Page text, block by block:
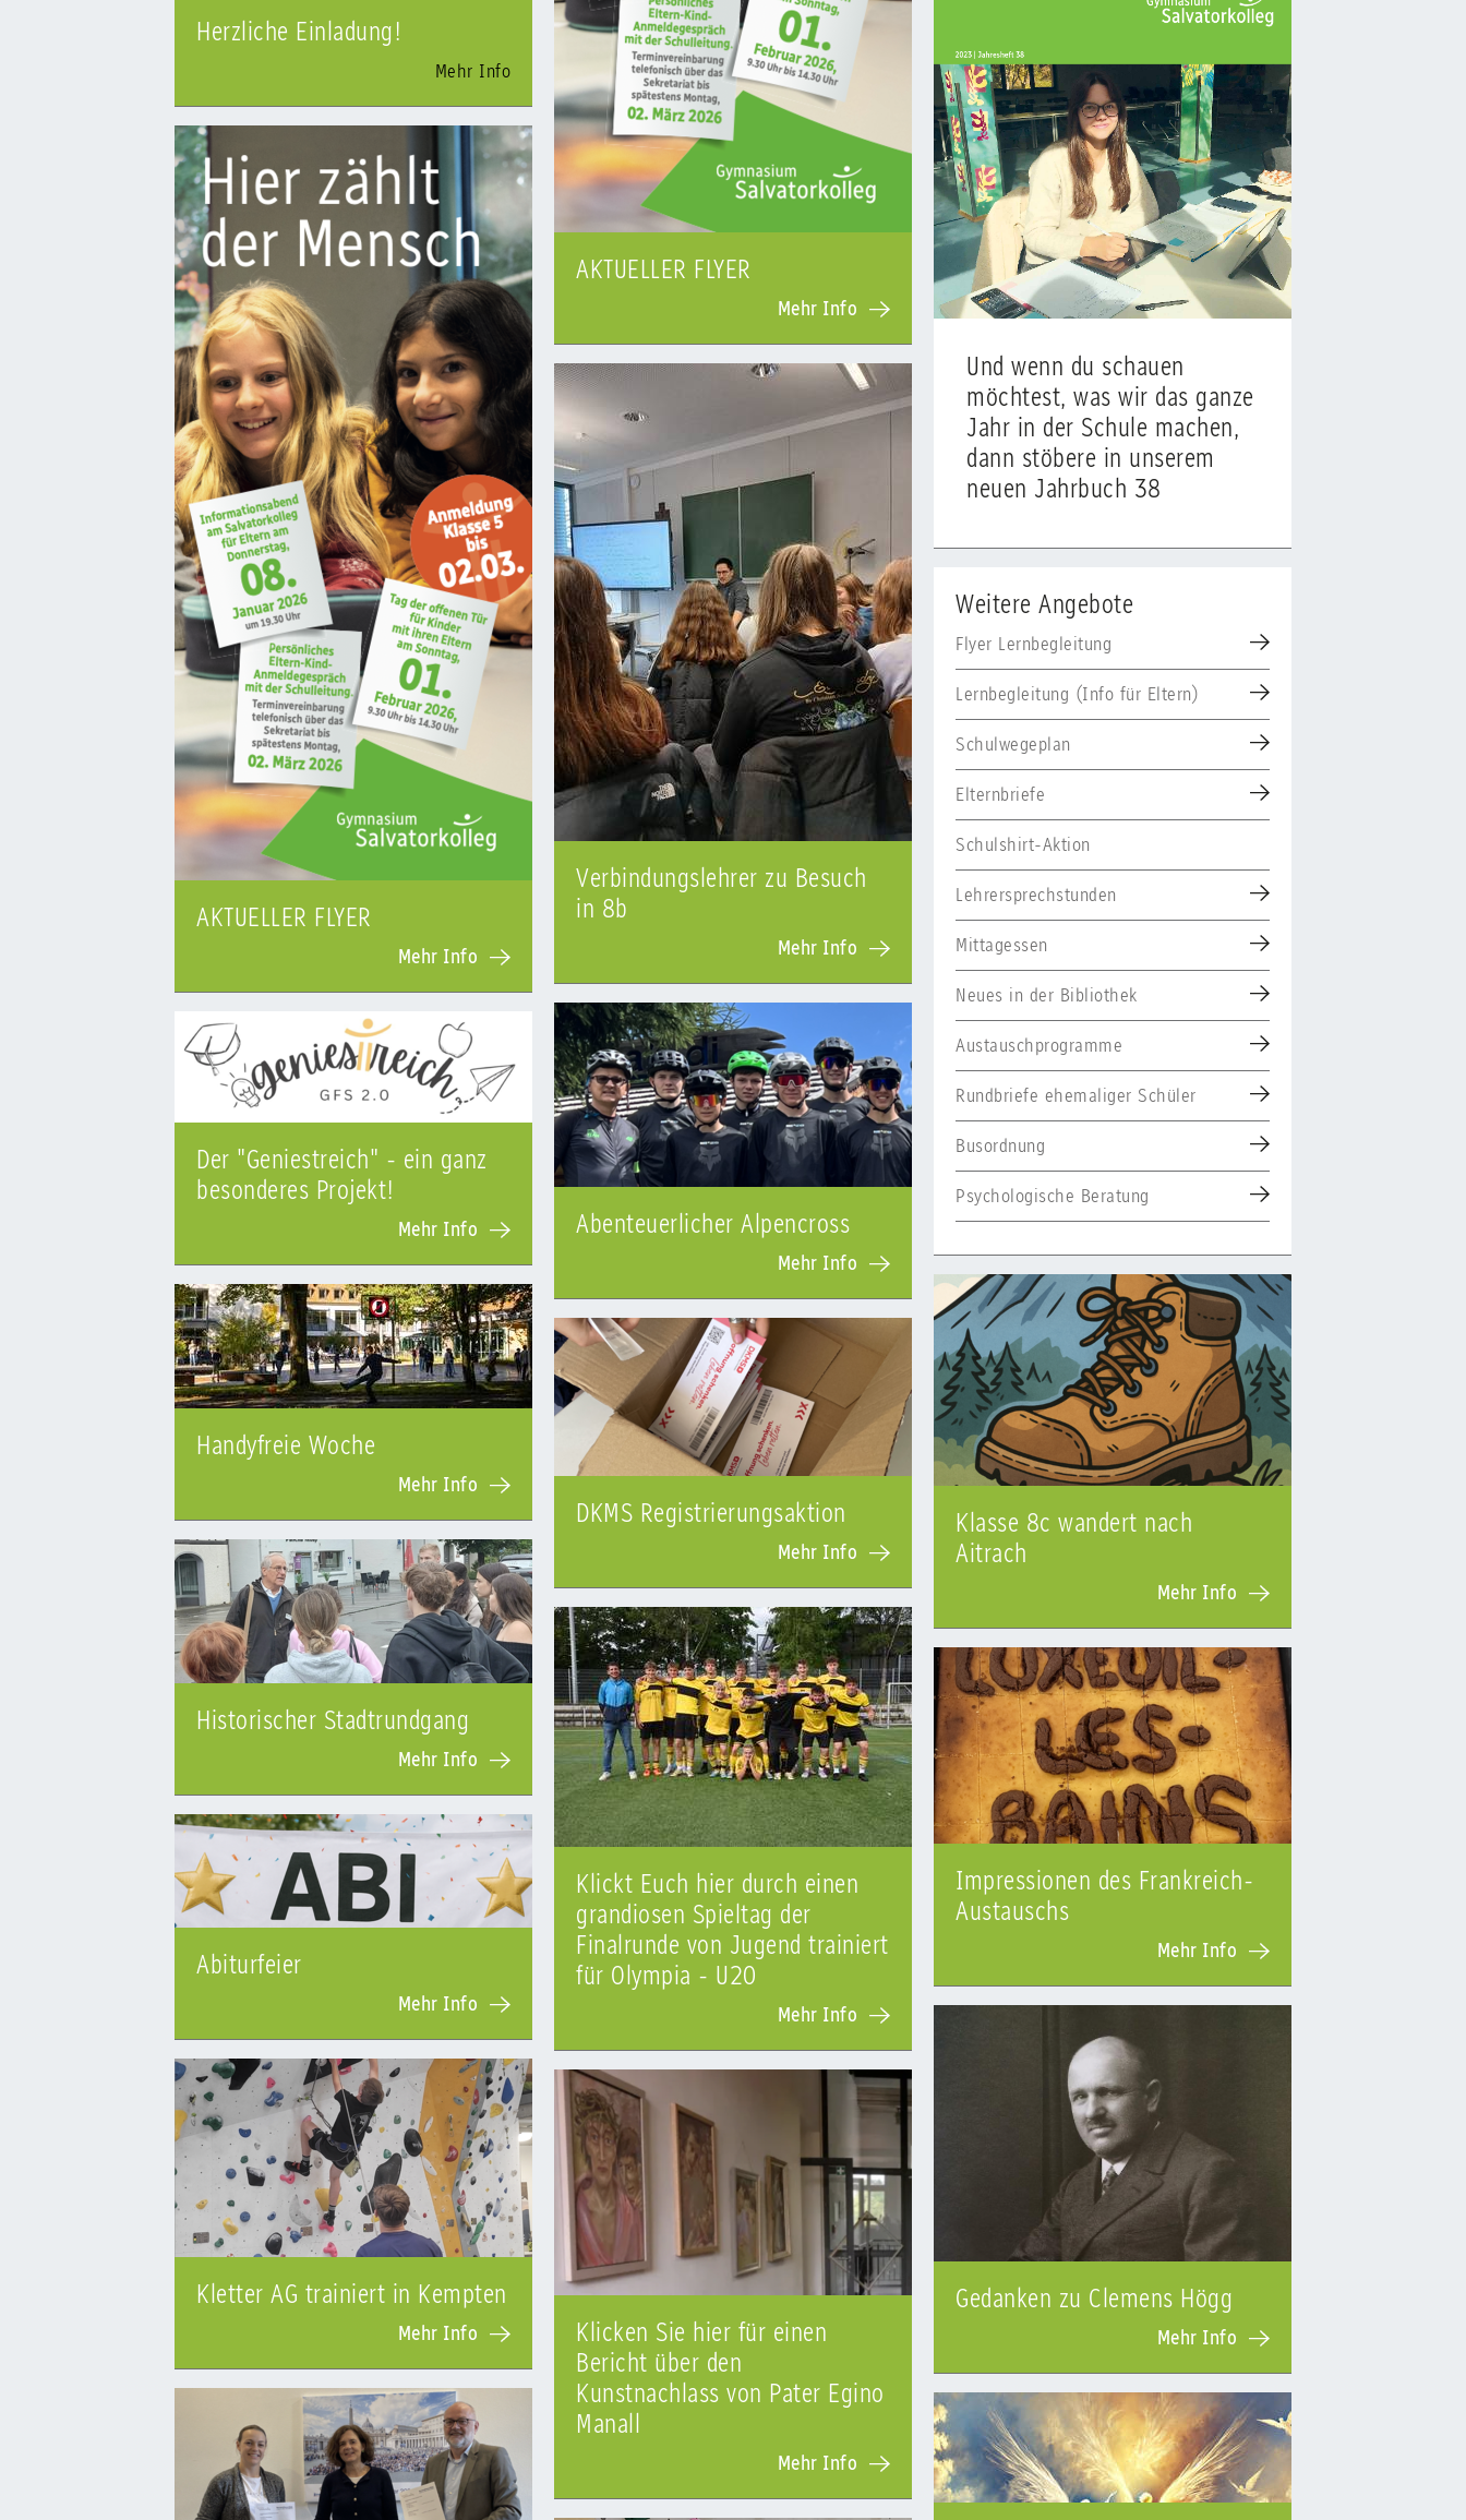
Herzliche Einladung!
Mehr Info
AKTUELLER FLYER
Mehr Info
Der "Geniestreich" - ein ganz
besonderes Projekt!
Mehr Info
Handyfreie Woche
Mehr Info
Historischer Stadtrundgang
Mehr Info
Abiturfeier
Mehr Info
Kletter AG trainiert in Kempten
Mehr Info
AKTUELLER FLYER
Mehr Info
Verbindungslehrer zu Besuch
in 8b
Mehr Info
Abenteuerlicher Alpencross
Mehr Info
DKMS Registrierungsaktion
Mehr Info
Klickt Euch hier durch einen
grandiosen Spieltag der
Finalrunde von Jugend trainiert
für Olympia - U20
Mehr Info
Klicken Sie hier für einen
Bericht über den
Kunstnachlass von Pater Egino
Manall
Mehr Info
Und wenn du schauen
möchtest, was wir das ganze
Jahr in der Schule machen,
dann stöbere in unserem
neuen Jahrbuch 38
Weitere Angebote
Flyer Lernbegleitung
Lernbegleitung (Info für Eltern)
Schulwegeplan
Elternbriefe
Schulshirt-Aktion
Lehrersprechstunden
Mittagessen
Neues in der Bibliothek
Austauschprogramme
Rundbriefe ehemaliger Schüler
Busordnung
Psychologische Beratung
Klasse 8c wandert nach
Aitrach
Mehr Info
Impressionen des Frankreich-
Austauschs
Mehr Info
Gedanken zu Clemens Högg
Mehr Info